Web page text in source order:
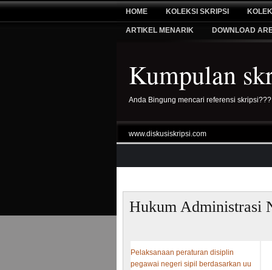
HOME KOLEKSI SKRIPSI
ARTIKEL MENARIK DOWNLOAD
Kumpulan
Anda Bingung mencari referensi
www.diskusiskripsi.com
Hukum Administrasi
Pelaksanaan peraturan disiplin
pegawai negeri sipil berdasarkan uu